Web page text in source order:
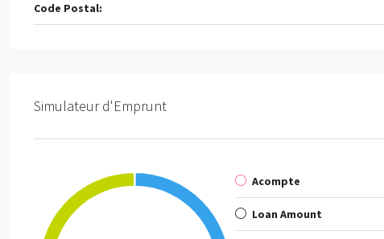
Code Postal:
Simulateur d'Emprunt
Acompte
Loan Amount